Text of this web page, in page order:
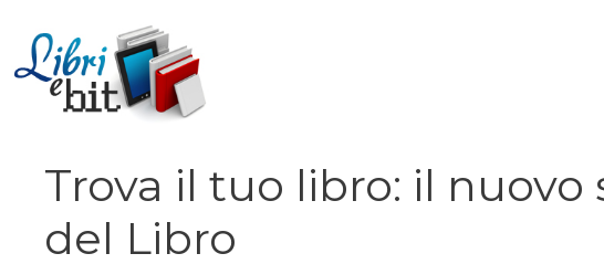
contenuto
Trova il tuo libro: il nuovo
del Libro